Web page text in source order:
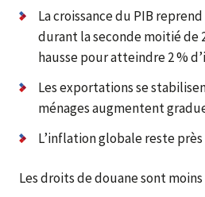
La croissance du PIB
durant la seconde moitié de
hausse pour atteindre 2 %
Les exportations se
ménages augmentent
L’inflation globale reste près
Les droits de douane sont